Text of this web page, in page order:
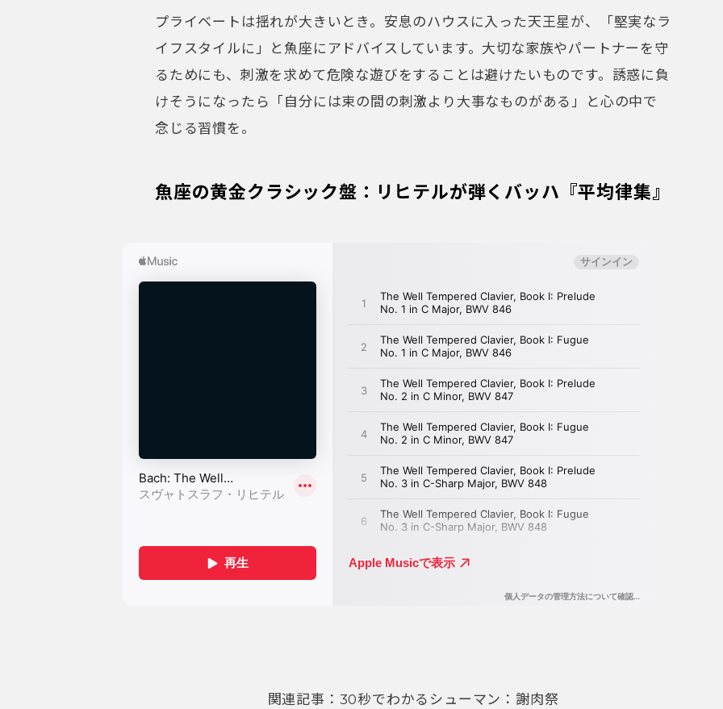
プライベートは揺れが大きいとき。安息のハウスに入った天王星が、「堅実なラ
イフスタイルに」と魚座にアドバイスしています。大切な家族やパートナーを守
るためにも、刺激を求めて危険な遊びをすることは避けたいものです。誘惑に負
けそうになったら「自分には束の間の刺激より大事なものがある」と心の中で
念じる習慣を。
魚座の黄金クラシック盤：リヒテルが弾くバッハ『平均律集』
関連記事：30秒でわかるシューマン：謝肉祭